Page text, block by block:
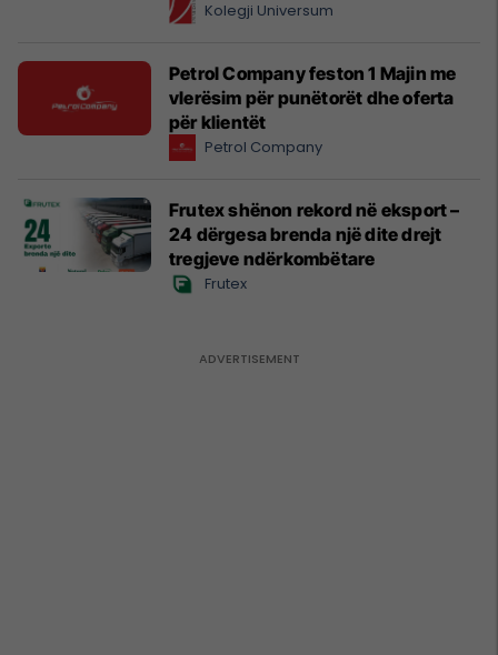
Prishtina Fashion Night
Kolegji Universum
Petrol Company feston 1 Majin me
vlerësim për punëtorët dhe oferta
për klientët
Petrol Company
Frutex shënon rekord në eksport –
24 dërgesa brenda një dite drejt
tregjeve ndërkombëtare
Frutex